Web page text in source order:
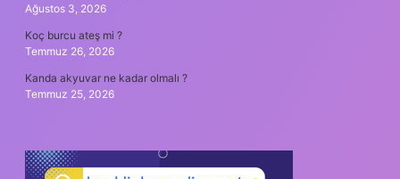
Ağustos 3, 2026
Koç burcu ateş mi ?
Temmuz 26, 2026
Kanda akyuvar ne kadar olmalı ?
Temmuz 25, 2026